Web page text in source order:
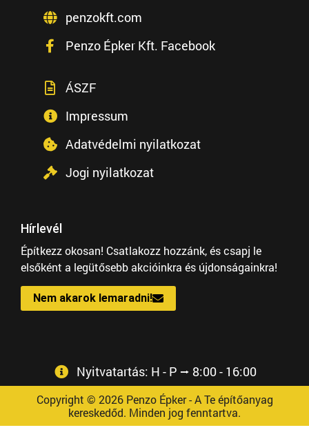
penzokft.com
Penzo Épker Kft. Facebook
ÁSZF
Impressum
Adatvédelmi nyilatkozat
Jogi nyilatkozat
Hírlevél
Építkezz okosan! Csatlakozz hozzánk, és csapj le
elsőként a legütősebb akcióinkra és újdonságainkra!
Nem akarok lemaradni!
Nyitvatartás: H - P ⭢ 8:00 - 16:00
Copyright © 2026 Penzo Épker - A Te építőanyag
kereskedőd. Minden jog fenntartva.